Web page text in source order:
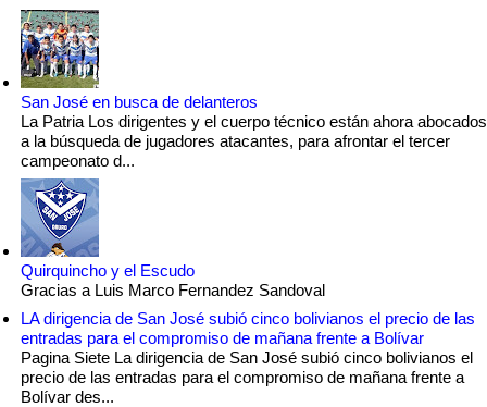
San José en busca de delanteros
La Patria Los dirigentes y el cuerpo técnico están ahora abocados
a la búsqueda de jugadores atacantes, para afrontar el tercer
campeonato d...
Quirquincho y el Escudo
Gracias a Luis Marco Fernandez Sandoval
LA dirigencia de San José subió cinco bolivianos el precio de las
entradas para el compromiso de mañana frente a Bolívar
Pagina Siete La dirigencia de San José subió cinco bolivianos el
precio de las entradas para el compromiso de mañana frente a
Bolívar des...